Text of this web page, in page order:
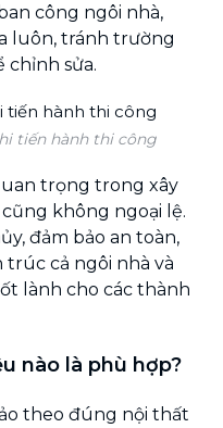
công ngôi nhà,
luôn, tránh trường
chỉnh sửa.
tiến hành thi công
trọng trong xây
không ngoại lệ.
đảm bảo an toàn,
cả ngôi nhà và
lành cho các thành
nào là phù hợp?
theo đúng nội thất